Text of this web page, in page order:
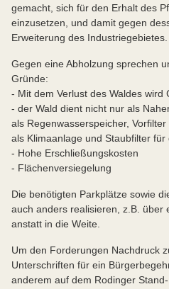
gemacht, sich für den Erhalt des
einzusetzen, und damit gegen
Erweiterung des Industriegebietes.
Gegen eine Abholzung sprechen
Gründe:
- Mit dem Verlust des Waldes wird
- der Wald dient nicht nur als
als Regenwasserspeicher,
als Klimaanlage und Staubfilter
- Hohe Erschließungskosten
- Flächenversiegelung
Die benötigten Parkplätze sowie
auch anders realisieren, z.B. über
anstatt in die Weite.
Um den Forderungen Nachdruck
Unterschriften für ein
anderem auf dem Rodinger